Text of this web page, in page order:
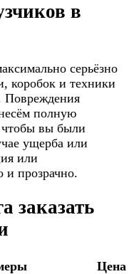
в
серьёзно
коробок и техники
Повреждения
полную
чтобы вы были
ущерба или
или
и прозрачно.
заказать
Цена